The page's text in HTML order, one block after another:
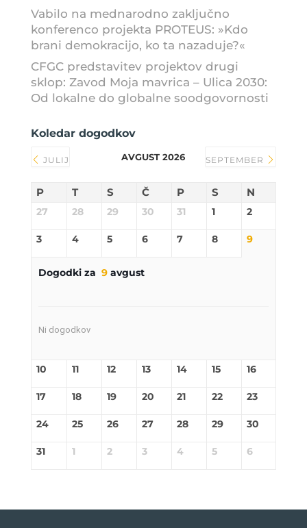
Vabilo na mednarodno zaključno
konferenco projekta PROTEUS: »Kdo
brani demokracijo, ko ta nazaduje?«
CFGC predstavitev projektov drugi
sklop: Zavod Moja mavrica – Ulica 2030:
Od lokalne do globalne soodgovornosti
Koledar dogodkov
JULIJ AVGUST 2026 SEPTEMBER
P T S Č P S N
27 28 29 30 31 1 2
3 4 5 6 7 8 9
Dogodki za 9avgust
Ni dogodkov
10 11 12 13 14 15 16
17 18 19 20 21 22 23
24 25 26 27 28 29 30
31 1 2 3 4 5 6